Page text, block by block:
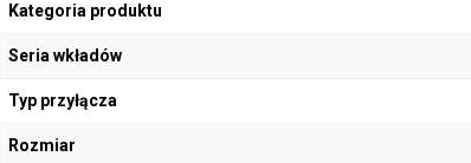
Kategoria produktu
Seria wkładów
Typ przyłącza
Rozmiar